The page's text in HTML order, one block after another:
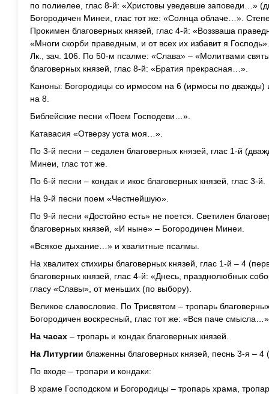
по полиелее, глас 8-й: «Христовы уведевше заповеди…»
Богородичен Минеи, глас тот же: «Солнца облаче…».
Прокимен благоверных князей, глас 4-й: «Воззваша
«Многи скорби праведным, и от всех их избавит я
Лк., зач. 106. По 50-м псалме: «Слава» – «Молитвами
благоверных князей, глас 8-й: «Братия прекрасная…».
Каноны: Богородицы со ирмосом на 6 (ирмосы по дважды)
на 8.
Библейские песни «Поем Господеви…».
Катавасия «Отверзу уста моя…».
По 3-й песни – седален благоверных князей, глас 1-й
Минеи, глас тот же.
По 6-й песни – кондак и икос благоверных князей, глас 3-й.
На 9-й песни поем «Честнейшую».
По 9-й песни «Достойно есть» не поется. Светилен
благоверных князей, «И ныне» – Богородичен Минеи.
«Всякое дыхание…» и хвалитные псалмы.
На хвалитех стихиры благоверных князей, глас 1-й – 4
благоверных князей, глас 4-й: «Днесь, празднолюбных
гласу «Славы», от меньших (по выбору).
Великое славословие. По Трисвятом – тропарь
Богородичен воскресный, глас тот же: «Вся паче
На часах – тропарь и кондак благоверных князей.
На Литургии блаженны благоверных князей, песнь 3-я –
По входе – тропари и кондаки:
В храме Господском и Богородицы – тропарь храма,